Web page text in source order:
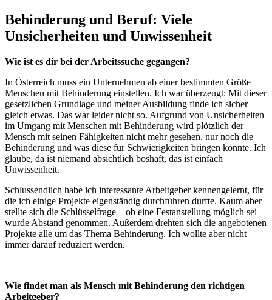
Behinderung und Beruf: Viele
Unsicherheiten und Unwissenheit
Wie ist es dir bei der Arbeitssuche gegangen?
In Österreich muss ein Unternehmen ab einer bestimmten Größe
Menschen mit Behinderung einstellen. Ich war überzeugt: Mit dieser
gesetzlichen Grundlage und meiner Ausbildung finde ich sicher
gleich etwas. Das war leider nicht so. Aufgrund von Unsicherheiten
im Umgang mit Menschen mit Behinderung wird plötzlich der
Mensch mit seinen Fähigkeiten nicht mehr gesehen, nur noch die
Behinderung und was diese für Schwierigkeiten bringen könnte. Ich
glaube, da ist niemand absichtlich boshaft, das ist einfach
Unwissenheit.
Schlussendlich habe ich interessante Arbeitgeber kennengelernt, für
die ich einige Projekte eigenständig durchführen durfte. Kaum aber
stellte sich die Schlüsselfrage – ob eine Festanstellung möglich sei –
wurde Abstand genommen. Außerdem drehten sich die angebotenen
Projekte alle um das Thema Behinderung. Ich wollte aber nicht
immer darauf reduziert werden.
Wie findet man als Mensch mit Behinderung den richtigen
Arbeitgeber?